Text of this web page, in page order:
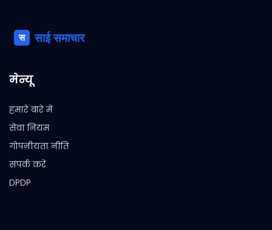
मेन्यू
हमारे बारे में
सेवा नियम
गोपनीयता नीति
संपर्क करें
DPDP